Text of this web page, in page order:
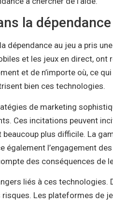
la
dépendance au jeu a pris
et les jeux en direct, ont
et de n’importe où, ce
bien ces technologies.
de marketing
Ces incitations peuvent
plus difficile. La
également l’engagement
des conséquences de
liés à ces technologies.
Les plateformes de